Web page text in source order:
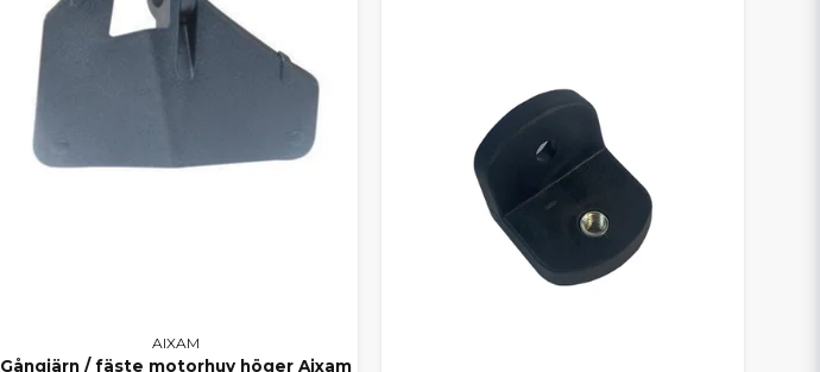
AIXAM
Gångjärn / fäste motorhuv höger Aixam